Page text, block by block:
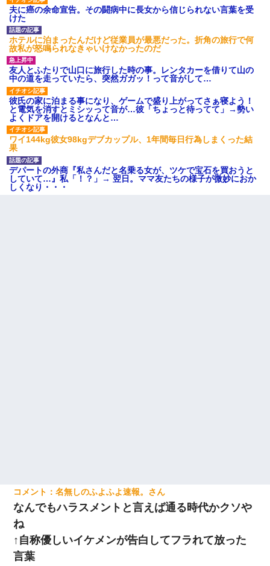
夫に癌の余命宣告。その闘病中に長女から信じられない言葉を受
けた
ホテルに泊まったんだけど従業員が最悪だった。折角の旅行で何
故私が怒鳴られなきゃいけなかったのだ
友人とふたりで山口に旅行した時の事。レンタカーを借りて山の
中の道を走っていたら、突然ガガッ！って音がして…
彼氏の家に泊まる事になり、ゲームで盛り上がってさぁ寝よう！
と電気を消すとミシッって音が…彼「ちょっと待ってて」→勢い
よくドアを開けるとなんと…
ワイ144kg彼女98kgデブカップル、1年間毎日行為しまくった結
果
デパートの外商『私さんだと名乗る女が、ツケで宝石を買おうと
していて…』私「！？」→ 翌日。ママ友たちの様子が微妙におか
しくなり・・・
名無しのふよふよ速報。
なんでもハラスメントと言えば通る時代かクソや
ね
↑自称優しいイケメンが告白してフラれて放った
言葉